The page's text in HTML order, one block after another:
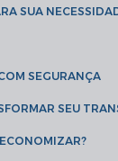
SUA
SEGURANÇA
SEU